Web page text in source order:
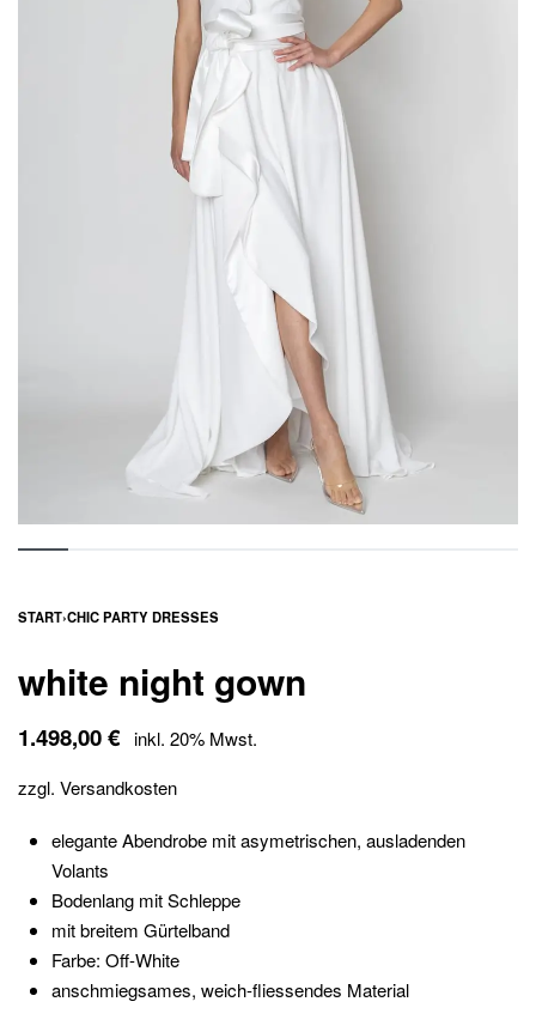
START›CHIC PARTY DRESSES
white night gown
1.498,00€ inkl. 20% Mwst.
zzgl. Versandkosten
elegante Abendrobe mit asymetrischen, ausladenden
Volants
Bodenlang mit Schleppe
mit breitem Gürtelband
Farbe: Off-White
anschmiegsames, weich-fliessendes Material